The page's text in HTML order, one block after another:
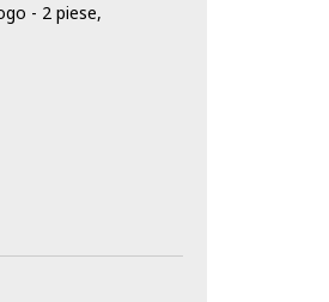
- 2 piese,